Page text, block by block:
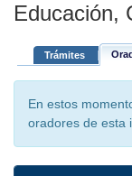
Educación,
Trámites
En estos
oradores de esta